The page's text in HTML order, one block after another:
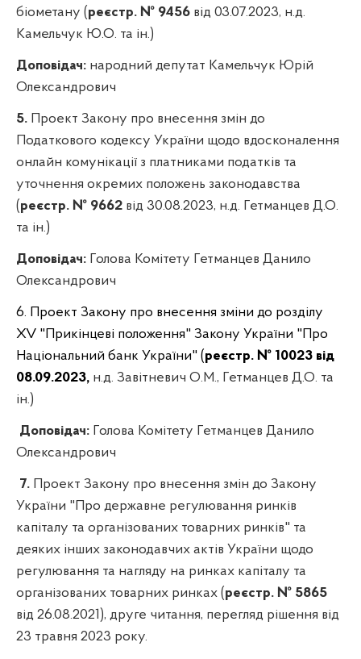
біометану (реєстр. № 9456 від 03.07.2023, н.д.
Камельчук Ю.О. та ін.)
Доповідач: народний депутат Камельчук Юрій
Олександрович
5. Проект Закону про внесення змін до
Податкового кодексу України щодо вдосконалення
онлайн комунікації з платниками податків та
уточнення окремих положень законодавства
(реєстр. № 9662 від 30.08.2023, н.д. Гетманцев Д.О.
та ін.)
Доповідач: Голова Комітету Гетманцев Данило
Олександрович
6. Проект Закону про внесення зміни до розділу
XV "Прикінцеві положення" Закону України "Про
Національний банк України" (реєстр. № 10023 від
08.09.2023, н.д. Завітневич О.М., Гетманцев Д.О. та
ін.)
Доповідач: Голова Комітету Гетманцев Данило
Олександрович
7. Проект Закону про внесення змін до Закону
України "Про державне регулювання ринків
капіталу та організованих товарних ринків" та
деяких інших законодавчих актів України щодо
регулювання та нагляду на ринках капіталу та
організованих товарних ринках (реєстр. № 5865
від 26.08.2021), друге читання, перегляд рішення від
23 травня 2023 року.